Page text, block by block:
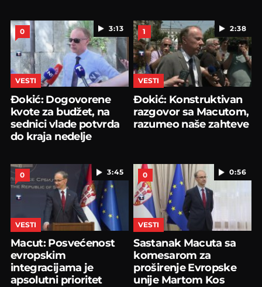
3:13
0
VESTI
Đokić: Dogovorene
kvote za budžet, na
sednici vlade potvrda
do kraja nedelje
2:38
1
VESTI
Đokić: Konstruktivan
razgovor sa Macutom,
razumeo naše zahteve
3:45
0
VESTI
Macut: Posvećenost
evropskim
integracijama je
apsolutni prioritet
0:56
0
VESTI
Sastanak Macuta sa
komesarom za
proširenje Evropske
unije Martom Kos